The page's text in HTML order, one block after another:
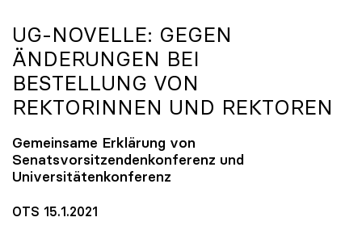
UG-NOVELLE: GEGEN
ÄNDERUNGEN BEI
BESTELLUNG VON
REKTORINNEN UND REKTOREN
Gemeinsame Erklärung von
Senatsvorsitzendenkonferenz und
Universitätenkonferenz
OTS 15.1.2021